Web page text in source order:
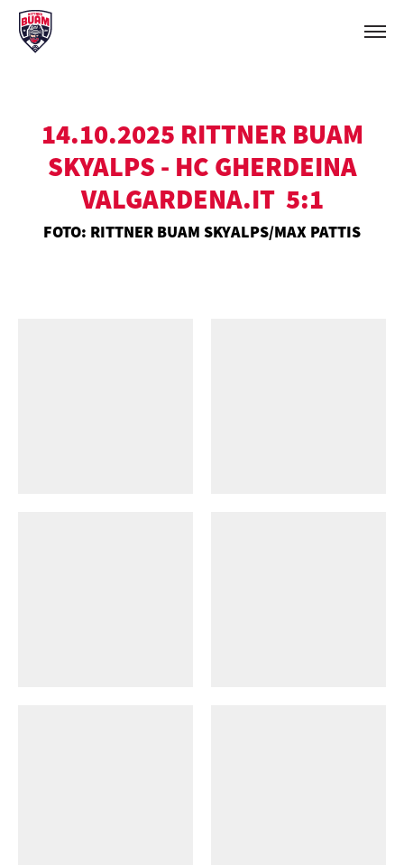
14.10.2025 RITTNER BUAM
SKYALPS - HC GHERDEINA
VALGARDENA.IT 5:1
FOTO: RITTNER BUAM SKYALPS/MAX PATTIS